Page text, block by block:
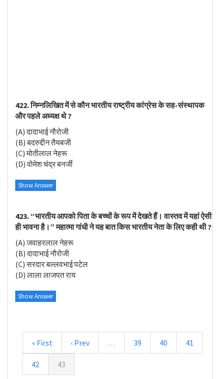
422. निम्नलिखित में से कौन भारतीय राष्ट्रीय कांग्रेस के सह-संस्थापक
और पहले अध्यक्ष थे ?
(A) दादाभाई नौरोजी
(B) बदरुद्दीन तैयबजी
(C) मोतीलाल नेहरू
(D) वोमेश चंद्र बनर्जी
Show Answer
423. “भारतीय आपको पिता के बच्चों के रूप में देखते हैं। वास्तव में यहां ऐसी
ही भावना है।” महात्मा गांधी ने यह बात किस भारतीय नेता के लिए कही थी ?
(A) जवाहरलाल नेहरू
(B) दादाभाई नौरोजी
(C) सरदार बल्लवभाई पटेल
(D) लाला लाजपत राय
Show Answer
« First ‹ Prev … 39 40 41
42 43